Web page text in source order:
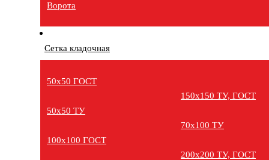
Ворота
Сетка кладочная
50х50 ГОСТ
50х50 ТУ
100х100 ГОСТ
150х150 ТУ, ГОСТ
70х100 ТУ
200х200 ТУ, ГОСТ